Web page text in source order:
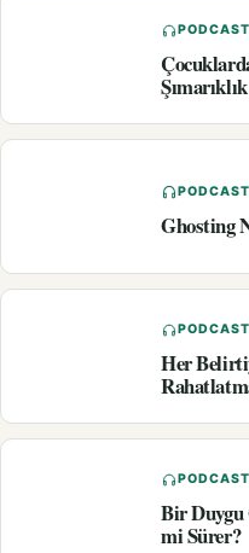
PODCAST
PODCAST
Ghosting
PODCAST
Her
PODCAST
Bir Duygu
mi Sürer?